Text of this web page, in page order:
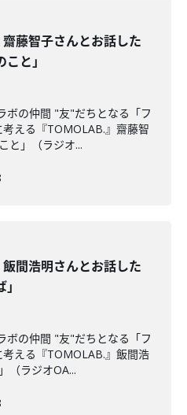
藤智子さんとお話した
こと」
ボの仲間 "友"だちとなる「フ
える『TOMOLAB.』齋藤智
と」（ラジオ...
間浩明さんとお話した
ボの仲間 "友"だちとなる「フ
える『TOMOLAB.』飯間浩
（ラジオOA...